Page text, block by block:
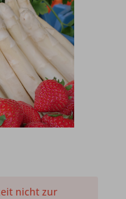
nicht zur